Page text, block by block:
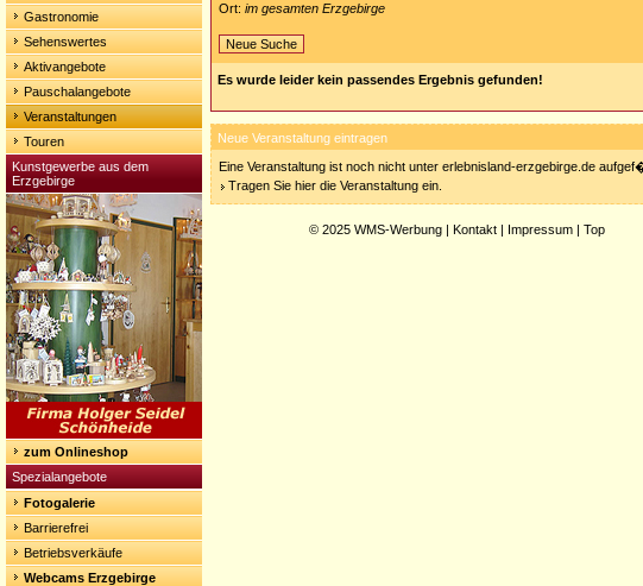
Gastronomie
Sehenswertes
Aktivangebote
Pauschalangebote
Veranstaltungen
Touren
Kunstgewerbe aus dem
Erzgebirge
zum Onlineshop
Spezialangebote
Fotogalerie
Barrierefrei
Betriebsverkäufe
Webcams Erzgebirge
Ort: im gesamten Erzgebirge
Neue Suche
Es wurde leider kein passendes Ergebnis gefunden!
Neue Veranstaltung eintragen
Eine Veranstaltung ist noch nicht unter erlebnisland-erzgebirge.de
Tragen Sie hier die Veranstaltung ein.
© 2025 WMS-Werbung | Kontakt | Impressum | Top